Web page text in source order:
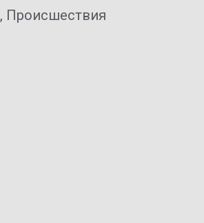
, Происшествия